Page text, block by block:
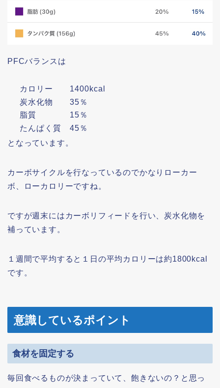
PFCバランスは
カロリー 1400kcal
炭水化物 35％
脂質 15％
たんぱく質 45％
となっています。
カーボサイクルを行なっているのでかなりローカー
ボ、ローカロリーですね。
ですが週末にはカーボリフィードを行い、炭水化物を
補っています。
１週間で平均すると１日の平均カロリーは約1800kcal
です。
意識しているポイント
食材を固定する
毎回食べるものが決まっていて、飽きないの？と思っ